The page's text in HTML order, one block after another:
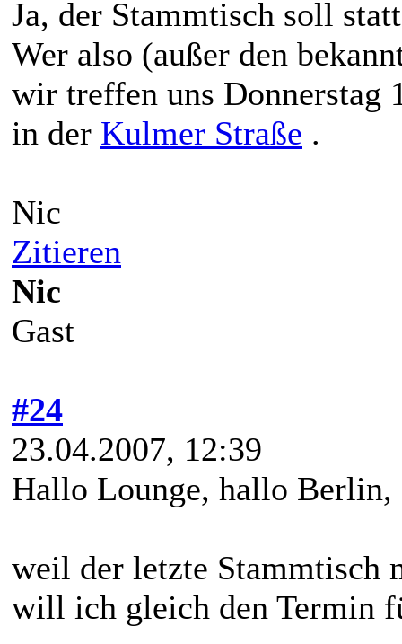
Ja, der Stammtisch soll
Wer also (außer den
wir treffen uns Donnerstag
in der Kulmer Straße .
Nic
Zitieren
Nic
Gast
#24
23.04.2007, 12:39
Hallo Lounge, hallo Berlin,
weil der letzte Stammtisch
will ich gleich den Termin